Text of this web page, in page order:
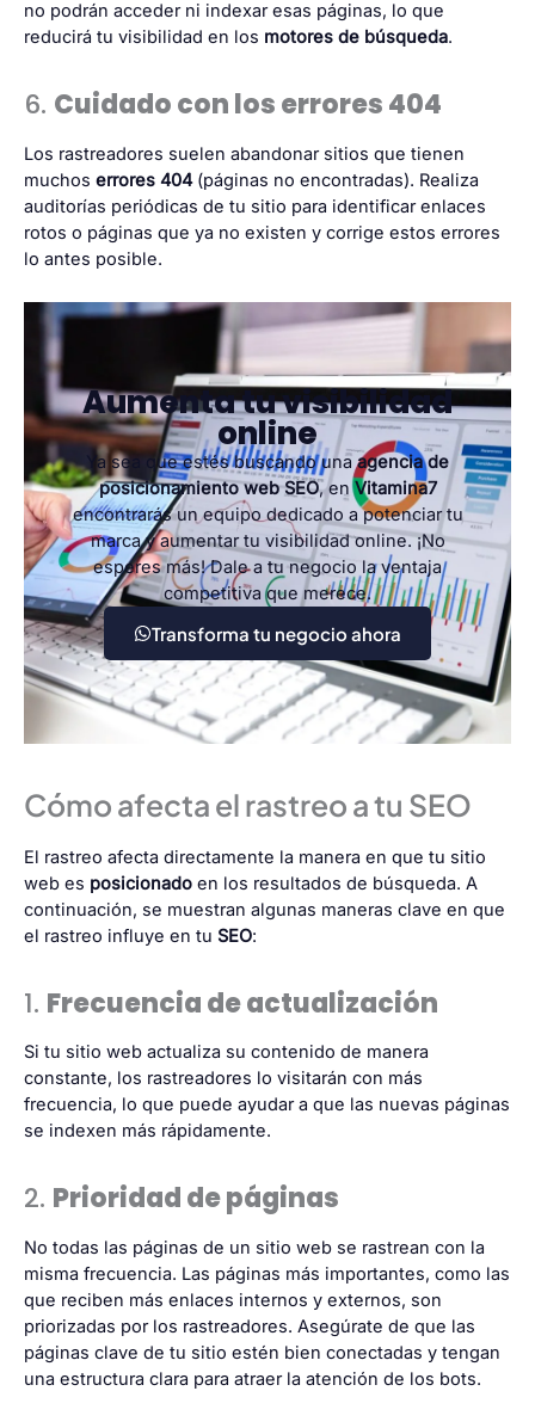
no podrán acceder ni indexar esas páginas, lo que
reducirá tu visibilidad en los motores de búsqueda.
6. Cuidado con los errores 404
Los rastreadores suelen abandonar sitios que tienen
muchos errores 404(páginas no encontradas). Realiza
auditorías periódicas de tu sitio para identificar enlaces
rotos o páginas que ya no existen y corrige estos errores
lo antes posible.
Aumenta tu visibilidad
online
Ya sea que estés buscando unaagencia de
posicionamiento web SEO, enVitamina7
encontrarás un equipo dedicado a potenciar tu
marca y aumentar tu visibilidad online. ¡No
esperes más! Dale a tu negocio la ventaja
competitiva que merece.
Transforma tu negocio ahora
Cómo afecta el rastreo a tu SEO
El rastreo afecta directamente la manera en que tu sitio
web es posicionado en los resultados de búsqueda. A
continuación, se muestran algunas maneras clave en que
el rastreo influye en tu SEO:
1. Frecuencia de actualización
Si tu sitio web actualiza su contenido de manera
constante, los rastreadores lo visitarán con más
frecuencia, lo que puede ayudar a que las nuevas páginas
se indexen más rápidamente.
2. Prioridad de páginas
No todas las páginas de un sitio web se rastrean con la
misma frecuencia. Las páginas más importantes, como las
que reciben más enlaces internos y externos, son
priorizadas por los rastreadores. Asegúrate de que las
páginas clave de tu sitio estén bien conectadas y tengan
una estructura clara para atraer la atención de los bots.